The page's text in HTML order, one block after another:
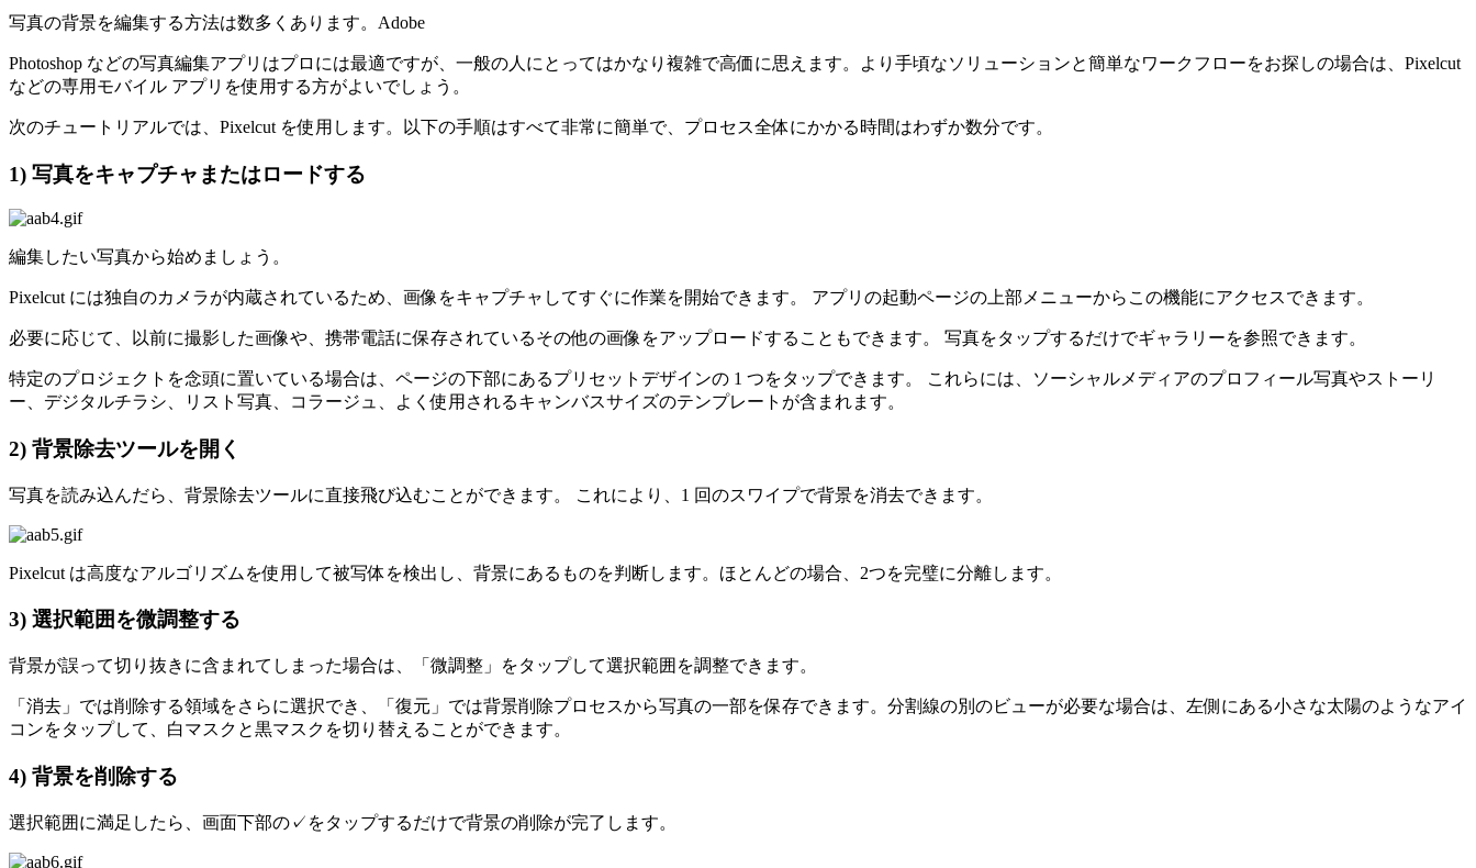
写真の背景を編集する方法は数多くあります。Adobe
Photoshop などの写真編集アプリはプロには最適ですが、一般の人にとってはかなり複雑で高価に思えます。より手頃なソリューションと簡単なワークフローをお探しの場合は、Pixelcut
などの専用モバイル アプリを使用する方がよいでしょう。
次のチュートリアルでは、Pixelcut を使用します。以下の手順はすべて非常に簡単で、プロセス全体にかかる時間はわずか数分です。
1) 写真をキャプチャまたはロードする
編集したい写真から始めましょう。
Pixelcut には独自のカメラが内蔵されているため、画像をキャプチャしてすぐに作業を開始できます。 アプリの起動ページの上部メニューからこの機能にアクセスできます。
必要に応じて、以前に撮影した画像や、携帯電話に保存されているその他の画像をアップロードすることもできます。 写真をタップするだけでギャラリーを参照できます。
特定のプロジェクトを念頭に置いている場合は、ページの下部にあるプリセットデザインの 1 つをタップできます。 これらには、ソーシャルメディアのプロフィール写真やストーリ
ー、デジタルチラシ、リスト写真、コラージュ、よく使用されるキャンバスサイズのテンプレートが含まれます。
2) 背景除去ツールを開く
写真を読み込んだら、背景除去ツールに直接飛び込むことができます。 これにより、1 回のスワイプで背景を消去できます。
Pixelcut は高度なアルゴリズムを使用して被写体を検出し、背景にあるものを判断します。ほとんどの場合、2つを完璧に分離します。
3) 選択範囲を微調整する
背景が誤って切り抜きに含まれてしまった場合は、「微調整」をタップして選択範囲を調整できます。
「消去」では削除する領域をさらに選択でき、「復元」では背景削除プロセスから写真の一部を保存できます。分割線の別のビューが必要な場合は、左側にある小さな太陽のようなアイ
コンをタップして、白マスクと黒マスクを切り替えることができます。
4) 背景を削除する
選択範囲に満足したら、画面下部の✓をタップするだけで背景の削除が完了します。